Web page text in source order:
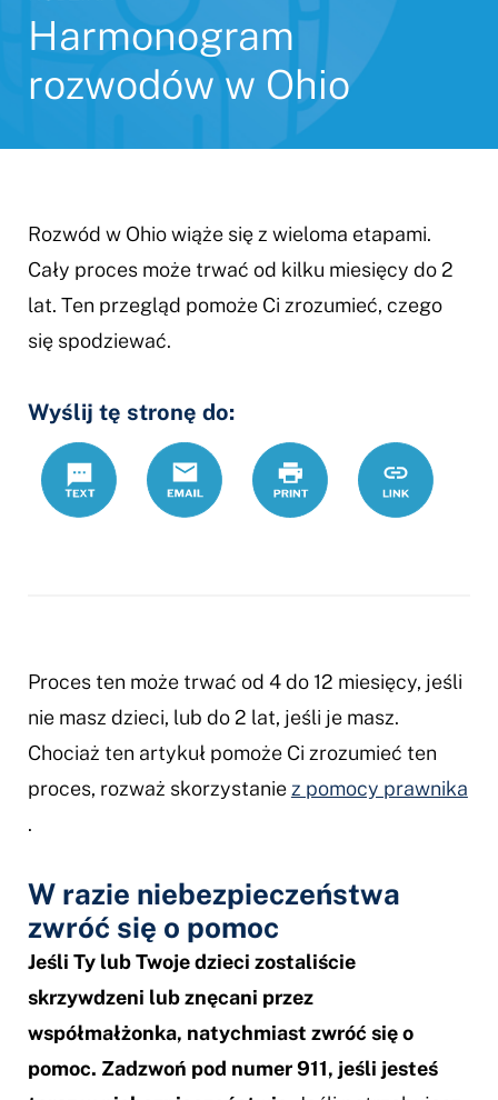
Harmonogram
rozwodów w Ohio
Rozwód w Ohio wiąże się z wieloma etapami.
Cały proces może trwać od kilku miesięcy do 2
lat. Ten przegląd pomoże Ci zrozumieć, czego
się spodziewać.
Wyślij tę stronę do:
Text
Email Drukuj
https://
rozwodowy
Link
Proces ten może trwać od 4 do 12 miesięcy, jeśli
nie masz dzieci, lub do 2 lat, jeśli je masz.
Chociaż ten artykuł pomoże Ci zrozumieć ten
proces, rozważ skorzystanie z pomocy prawnika
.
W razie niebezpieczeństwa
zwróć się o pomoc
Jeśli Ty lub Twoje dzieci zostaliście
skrzywdzeni lub znęcani przez
współmałżonka, natychmiast zwróć się o
pomoc. Zadzwoń pod numer 911, jeśli jesteś